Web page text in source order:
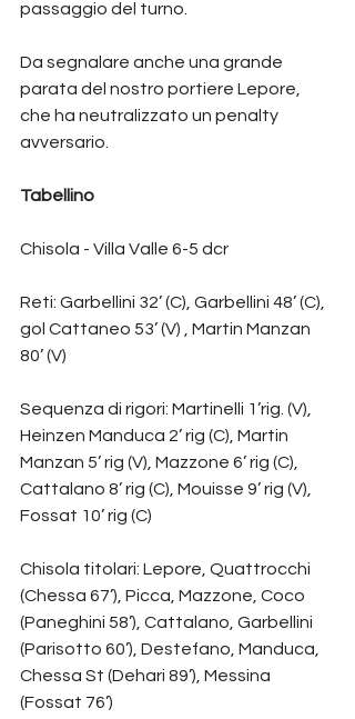
passaggio del turno.
Da segnalare anche una grande
parata del nostro portiere Lepore,
che ha neutralizzato un penalty
avversario.
Tabellino
Chisola - Villa Valle 6-5 dcr
Reti: Garbellini 32’ (C), Garbellini 48’ (C),
gol Cattaneo 53’ (V) , Martin Manzan
80’ (V)
Sequenza di rigori: Martinelli 1’rig. (V),
Heinzen Manduca 2’ rig (C), Martin
Manzan 5’ rig (V), Mazzone 6’ rig (C),
Cattalano 8’ rig (C), Mouisse 9’ rig (V),
Fossat 10’ rig (C)
Chisola titolari: Lepore, Quattrocchi
(Chessa 67’), Picca, Mazzone, Coco
(Paneghini 58’), Cattalano, Garbellini
(Parisotto 60’), Destefano, Manduca,
Chessa St (Dehari 89’), Messina
(Fossat 76’)